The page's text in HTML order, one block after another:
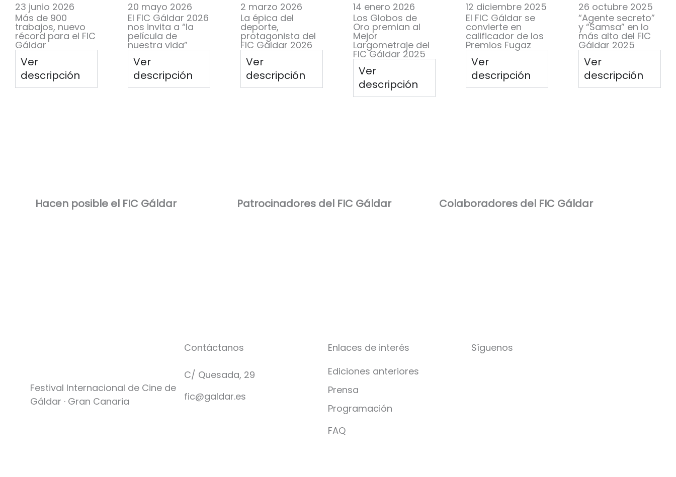
23 junio 2026
Más de 900
trabajos, nuevo
récord para el FIC
Gáldar
Ver
descripción
20 mayo 2026
El FIC Gáldar 2026
nos invita a “la
película de
nuestra vida”
Ver
descripción
2 marzo 2026
La épica del
deporte,
protagonista del
FIC Gáldar 2026
Ver
descripción
14 enero 2026
Los Globos de
Oro premian al
Mejor
Largometraje del
FIC Gáldar 2025
Ver
descripción
12 diciembre 2025
El FIC Gáldar se
convierte en
calificador de los
Premios Fugaz
Ver
descripción
26 octubre 2025
“Agente secreto”
y “Samsa” en lo
más alto del FIC
Gáldar 2025
Ver
descripción
Hacen posible el FIC Gáldar Patrocinadores del FIC Gáldar​ Colaboradores del FIC Gáldar
Festival Internacional de Cine de
Gáldar · Gran Canaria
Contáctanos
C/ Quesada, 29
fic@galdar.es
Enlaces de interés
Ediciones anteriores
Prensa
Programación
FAQ
Síguenos